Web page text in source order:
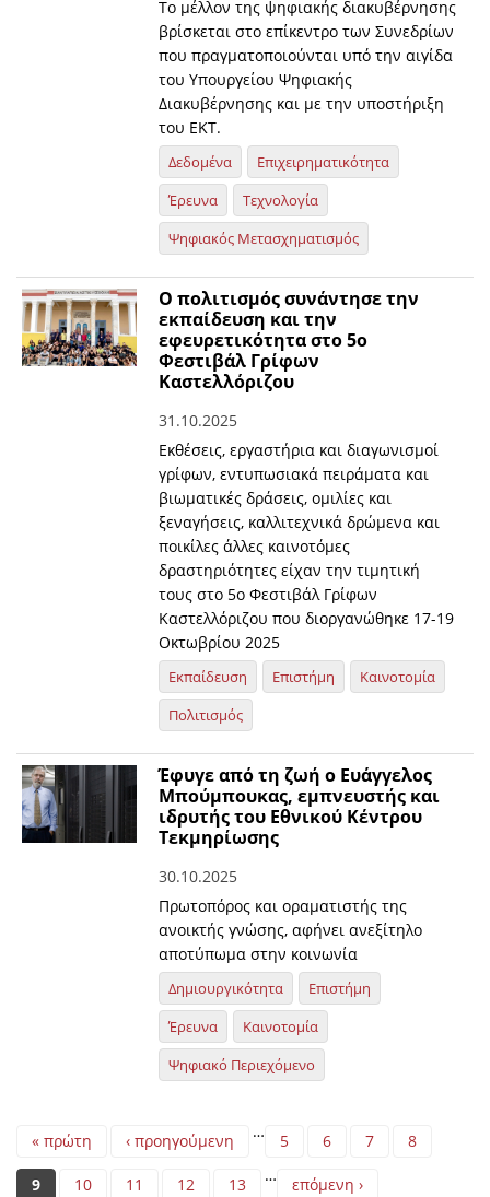
Το μέλλον της ψηφιακής διακυβέρνησης
βρίσκεται στο επίκεντρο των Συνεδρίων
που πραγματοποιούνται υπό την αιγίδα
του Υπουργείου Ψηφιακής
Διακυβέρνησης και με την υποστήριξη
του ΕΚΤ.
Δεδομένα
Επιχειρηματικότητα
Έρευνα
Τεχνολογία
Ψηφιακός Μετασχηματισμός
O πολιτισμός συνάντησε την
εκπαίδευση και την
εφευρετικότητα στο 5ο
Φεστιβάλ Γρίφων
Καστελλόριζου
31.10.2025
Εκθέσεις, εργαστήρια και διαγωνισμοί
γρίφων, εντυπωσιακά πειράματα και
βιωματικές δράσεις, ομιλίες και
ξεναγήσεις, καλλιτεχνικά δρώμενα και
ποικίλες άλλες καινοτόμες
δραστηριότητες είχαν την τιμητική
τους στο 5ο Φεστιβάλ Γρίφων
Καστελλόριζου που διοργανώθηκε 17-19
Οκτωβρίου 2025
Εκπαίδευση Επιστήμη
Καινοτομία
Πολιτισμός
Έφυγε από τη ζωή ο Ευάγγελος
Μπούμπουκας, εμπνευστής και
ιδρυτής του Εθνικού Κέντρου
Τεκμηρίωσης
30.10.2025
Πρωτοπόρος και οραματιστής της
ανοικτής γνώσης, αφήνει ανεξίτηλο
αποτύπωμα στην κοινωνία
Δημιουργικότητα
Επιστήμη
Έρευνα
Καινοτομία
Ψηφιακό Περιεχόμενο
Pages
« πρώτη ‹ προηγούμενη … 5 6 7 8
9 10 11 12 13 … επόμενη ›